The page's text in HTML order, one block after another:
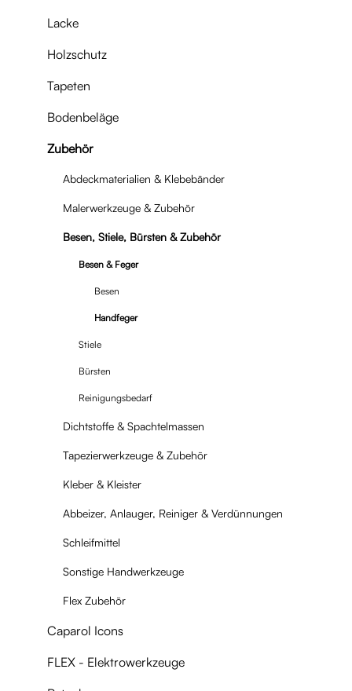
Lacke
Holzschutz
Tapeten
Bodenbeläge
Zubehör
Abdeckmaterialien & Klebebänder
Malerwerkzeuge & Zubehör
Besen, Stiele, Bürsten & Zubehör
Besen & Feger
Besen
Handfeger
Stiele
Bürsten
Reinigungsbedarf
Dichtstoffe & Spachtelmassen
Tapezierwerkzeuge & Zubehör
Kleber & Kleister
Abbeizer, Anlauger, Reiniger & Verdünnungen
Schleifmittel
Sonstige Handwerkzeuge
Flex Zubehör
Caparol Icons
FLEX - Elektrowerkzeuge